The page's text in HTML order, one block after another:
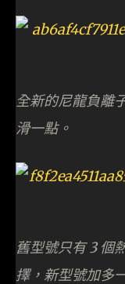
全新的尼龍負離
滑一點。
舊型號只有 3 個
擇，新型號加多